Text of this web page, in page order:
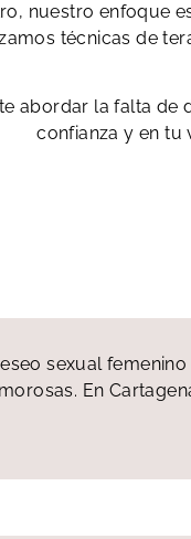
nuestro enfoque
técnicas de
abordar la falta de
confianza y en tu
sexual
En